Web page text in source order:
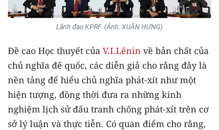
Lãnh đạo KPRF. (Ảnh: XUÂN HƯNG)
Đề cao Học thuyết của V.I.Lênin về bản chất của
chủ nghĩa đế quốc, các diễn giả cho rằng đây là
nền tảng để hiểu chủ nghĩa phát-xít như một
hiện tượng, đồng thời đưa ra những kinh
nghiệm lịch sử đấu tranh chống phát-xít trên cơ
sở lý luận và thực tiễn. Có quan điểm cho rằng,